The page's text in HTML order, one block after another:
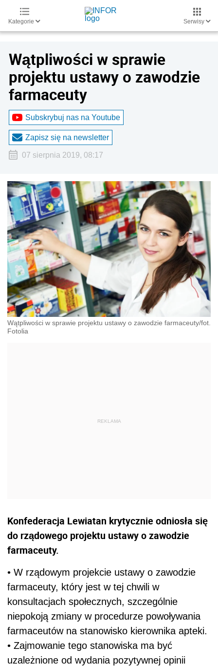
Kategorie Serwisy
Wątpliwości w sprawie
projektu ustawy o zawodzie
farmaceuty
Subskrybuj nas na Youtube
Zapisz się na newsletter
07 sierpnia 2019, 08:17
Wątpliwości w sprawie projektu ustawy o zawodzie farmaceuty/fot.
Fotolia
Konfederacja Lewiatan krytycznie odniosła się
do rządowego projektu ustawy o zawodzie
farmaceuty.
• W rządowym projekcie ustawy o zawodzie
farmaceuty, który jest w tej chwili w
konsultacjach społecznych, szczególnie
niepokoją zmiany w procedurze powoływania
farmaceutów na stanowisko kierownika apteki.
• Zajmowanie tego stanowiska ma być
uzależnione od wydania pozytywnej opinii